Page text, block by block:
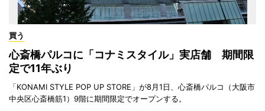
買う
心斎橋パルコに「コナミスタイル」実店舗 期間限
定で11年ぶり
「KONAMI STYLE POP UP STORE」が8月1日、心斎橋パルコ（大阪市
中央区心斎橋筋1）9階に期間限定でオープンする。